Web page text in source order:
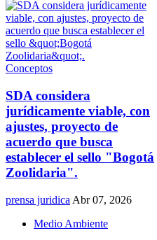
Conceptos
SDA considera
jurídicamente viable, con
ajustes, proyecto de
acuerdo que busca
establecer el sello "Bogotá
Zoolidaria".
prensa juridica Abr 07, 2026
Medio Ambiente